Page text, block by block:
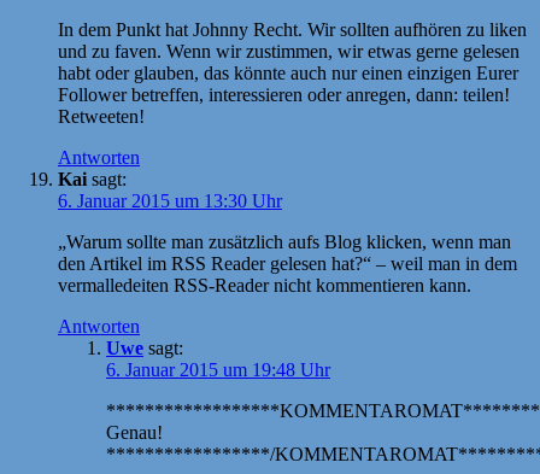
In dem Punkt hat Johnny Recht. Wir sollten aufhören zu liken
und zu faven. Wenn wir zustimmen, wir etwas gerne gelesen
habt oder glauben, das könnte auch nur einen einzigen Eurer
Follower betreffen, interessieren oder anregen, dann: teilen!
Retweeten!
Antworten
Kai sagt:
6. Januar 2015 um 13:30 Uhr
„Warum sollte man zusätzlich aufs Blog klicken, wenn man
den Artikel im RSS Reader gelesen hat?“ – weil man in dem
vermalledeiten RSS-Reader nicht kommentieren kann.
Antworten
Uwe sagt:
6. Januar 2015 um 19:48 Uhr
Genau!
*****************/